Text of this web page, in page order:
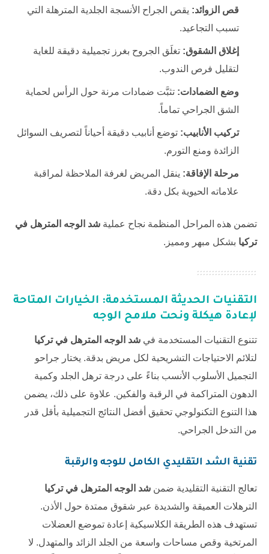
قص الزوائد: يقص الجراح الأنسجة الجلدية المترهلة التي
تسبب التجاعيد.
إغلاق الشقوق: تغلَق الجروح بغرز تجميلية دقيقة للغاية
لتقليل فرص الندوب.
وضع الضمادات: تثبَّت ضمادات مرنة حول الرأس لحماية
الشق الجراحي تماماً.
تركيب الأنابيب: توضع أنابيب دقيقة أحياناً لتصريف السوائل
الزائدة ومنع التورم.
مرحلة الإفاقة: ينقل المريض لغرفة الملاحظة لمراقبة
علاماته الحيوية بكل دقة.
تضمن هذه المراحل المنظمة نجاح عملية شد الوجه المترهل في
تركيا بشكل مبهر ومميز.
التقنيات الحديثة المستخدمة: الخيارات المتاحة
لإعادة هيكلة ونحت ملامح الوجه
تتنوع التقنيات المستخدمة في شد الوجه المترهل في تركيا
لتلائم الاحتياجات التشريحية لكل مريض بدقة. يختار جراحو
التجميل الأسلوب الأنسب بناءً على درجة ترهل الجلد وكمية
الدهون المتراكمة في الرقبة والفكين. علاوة على ذلك، يضمن
هذا التنوع التكنولوجي تحقيق أفضل النتائج التجميلية بأقل قدر
من التدخل الجراحي.
تقنية الشد التقليدي الكامل للوجه والرقبة
تعالج التقنية التقليدية ضمن شد الوجه المترهل في تركيا
الترهلات العميقة والشديدة عبر شقوق ممتدة حول الأذن.
تستهدف هذه الطريقة الكلاسيكية إعادة تموضع العضلات
المرتخية وقص مساحات واسعة من الجلد الزائد والمتهدل. لا